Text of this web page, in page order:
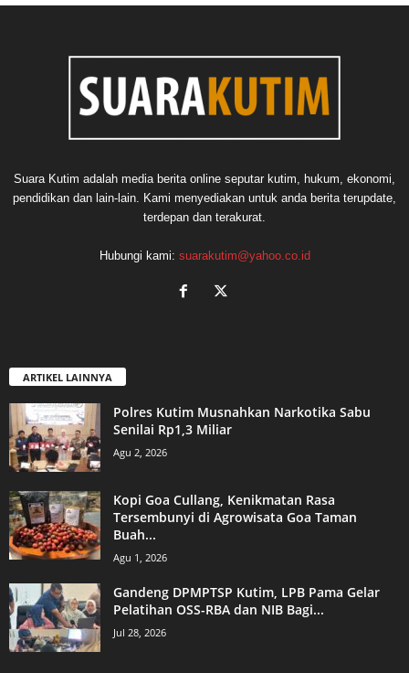
Suara Kutim adalah media berita online seputar kutim, hukum, ekonomi,
pendidikan dan lain-lain. Kami menyediakan untuk anda berita terupdate,
terdepan dan terakurat.
Hubungi kami: suarakutim@yahoo.co.id
ARTIKEL LAINNYA
Polres Kutim Musnahkan Narkotika Sabu
Senilai Rp1,3 Miliar
Agu 2, 2026
Kopi Goa Cullang, Kenikmatan Rasa
Tersembunyi di Agrowisata Goa Taman
Buah...
Agu 1, 2026
Gandeng DPMPTSP Kutim, LPB Pama Gelar
Pelatihan OSS-RBA dan NIB Bagi...
Jul 28, 2026